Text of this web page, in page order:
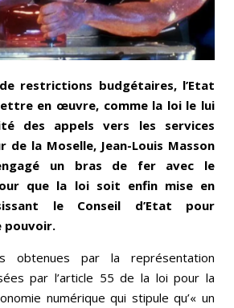
restrictions budgétaires, l’Etat
en œuvre, comme la loi le lui
des appels vers les services
de la Moselle, Jean-Louis Masson
un bras de fer avec le
que la loi soit enfin mise en
le Conseil d’Etat pour
pouvoir.
obtenues par la représentation
par l’article 55 de la loi pour la
numérique qui stipule qu’« un